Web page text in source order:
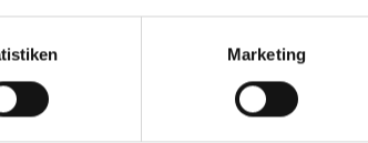
Marketing
dir und deinem Pferd!